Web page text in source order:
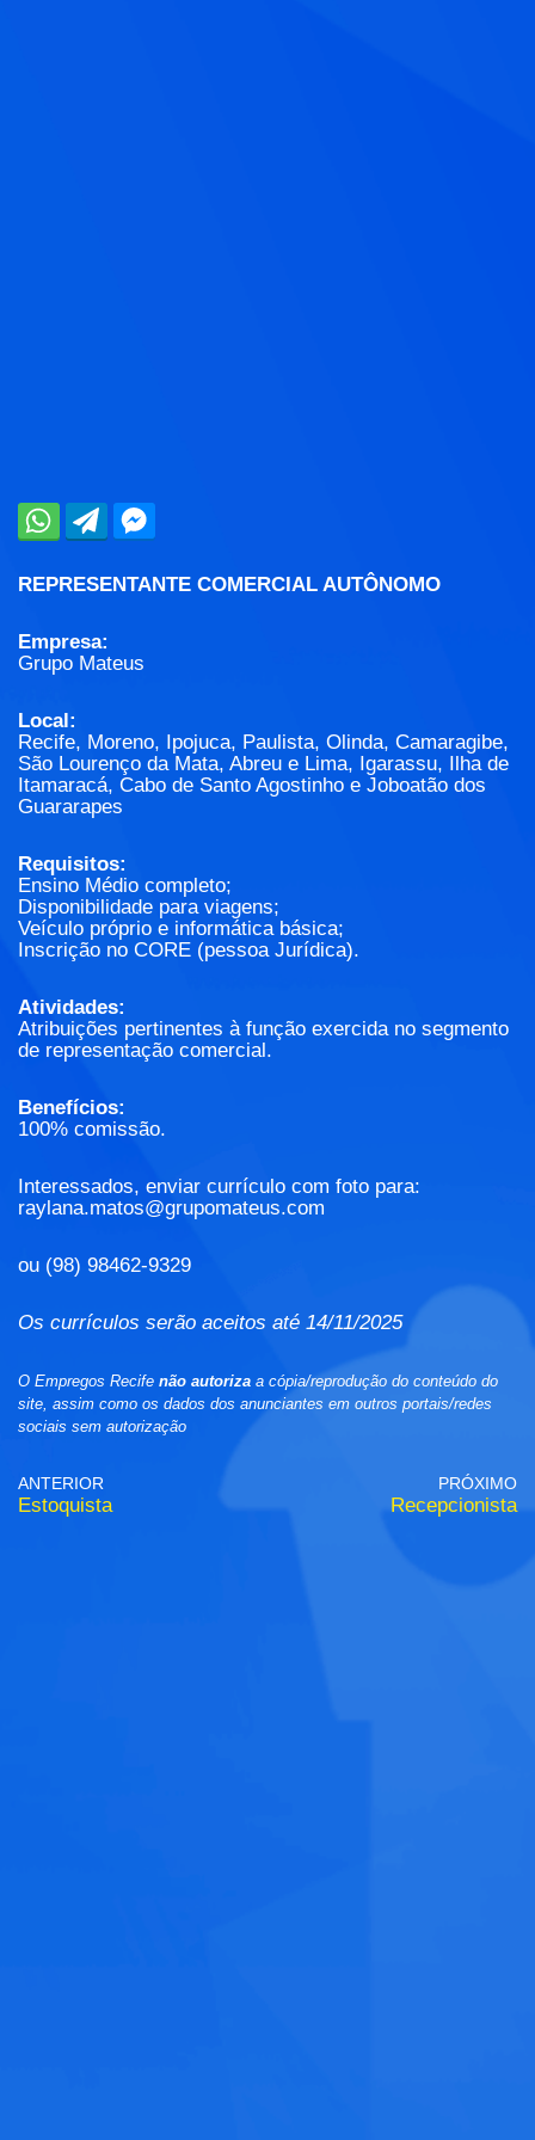
REPRESENTANTE COMERCIAL AUTÔNOMO
Empresa:
Grupo Mateus
Local:
Recife, Moreno, Ipojuca, Paulista, Olinda, Camaragibe,
São Lourenço da Mata, Abreu e Lima, Igarassu, Ilha de
Itamaracá, Cabo de Santo Agostinho e Joboatão dos
Guararapes
Requisitos:
Ensino Médio completo;
Disponibilidade para viagens;
Veículo próprio e informática básica;
Inscrição no CORE (pessoa Jurídica).
Atividades:
Atribuições pertinentes à função exercida no segmento
de representação comercial.
Benefícios:
100% comissão.
Interessados, enviar currículo com foto para:
raylana.matos@grupomateus.com
ou (98) 98462-9329
Os currículos serão aceitos até 14/11/2025
O Empregos Recife não autoriza a cópia/reprodução do conteúdo do
site, assim como os dados dos anunciantes em outros portais/redes
sociais sem autorização
ANTERIOR
Estoquista
PRÓXIMO
Recepcionista